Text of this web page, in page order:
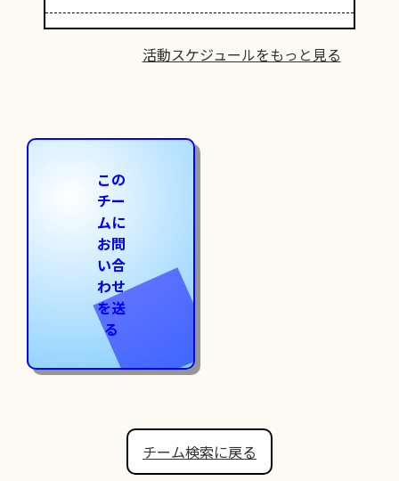
活動スケジュールをもっと見る
この
チー
ムに
お問
い合
わせ
を送
る
チーム検索に戻る